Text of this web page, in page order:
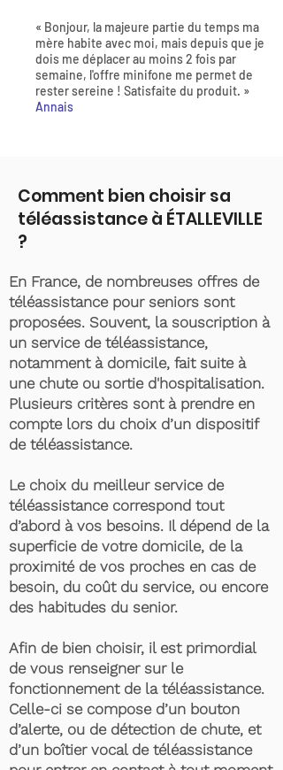
« Bonjour, la majeure partie du temps ma
mère habite avec moi, mais depuis que je
dois me déplacer au moins 2 fois par
semaine, l'offre minifone me permet de
rester sereine ! Satisfaite du produit. »
Annais
Comment bien choisir sa
téléassistance à ÉTALLEVILLE
?
En France, de nombreuses offres de
téléassistance pour seniors sont
proposées. Souvent, la souscription à
un service de téléassistance,
notamment à domicile, fait suite à
une chute ou sortie d'hospitalisation.
Plusieurs critères sont à prendre en
compte lors du choix d’un dispositif
de téléassistance.
Le choix du meilleur service de
téléassistance correspond tout
d’abord à vos besoins. Il dépend de la
superficie de votre domicile, de la
proximité de vos proches en cas de
besoin, du coût du service, ou encore
des habitudes du senior.
Afin de bien choisir, il est primordial
de vous renseigner sur le
fonctionnement de la téléassistance.
Celle-ci se compose d’un bouton
d’alerte, ou de détection de chute, et
d’un boîtier vocal de téléassistance